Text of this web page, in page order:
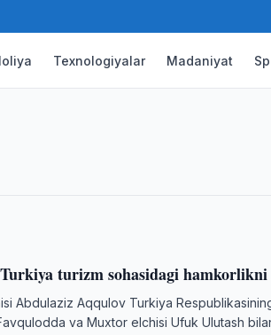
Texnologiyalar Madaniyat
turizm sohasidagi
Abdulaziz Aqqulov Turkiya
va Muxtor elchisi Ufuk Ulutash